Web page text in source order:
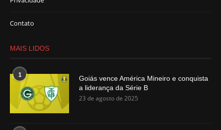
Contato
MAIS LIDOS
1
Goiás vence América Mineiro e conquista
a liderança da Série B
23 de agosto de 2025